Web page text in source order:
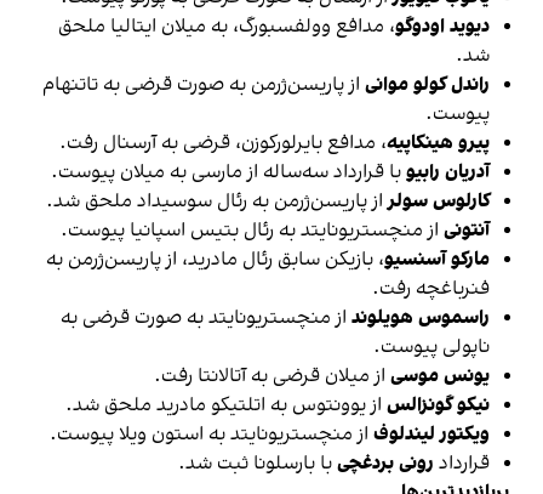
دیوید اودوگو، مدافع وولفسبورگ، به میلان ایتالیا ملحق
شد.
راندل کولو موانی از پاریسن‌ژرمن به صورت قرضی به تاتنهام
پیوست.
پیرو هینکاپیه، مدافع بایرلورکوزن، قرضی به آرسنال رفت.
آدریان رابیوبا قرارداد سه‌ساله از مارسی به میلان پیوست.
کارلوس سولراز پاریسن‌ژرمن به رئال سوسیداد ملحق شد.
آنتونی از منچستریونایتد به رئال بتیس اسپانیا پیوست.
مارکو آسنسیو، بازیکن سابق رئال مادرید، از پاریسن‌ژرمن به
فنرباغچه رفت.
راسموس هویلوند از منچستریونایتد به صورت قرضی به
ناپولی پیوست.
یونس موسی از میلان قرضی به آتالانتا رفت.
نیکو گونزالس از یوونتوس به اتلتیکو مادرید ملحق شد.
ویکتور لیندلوف از منچستریونایتد به استون ویلا پیوست.
قرارداد رونی بردغچیبا بارسلونا ثبت شد.